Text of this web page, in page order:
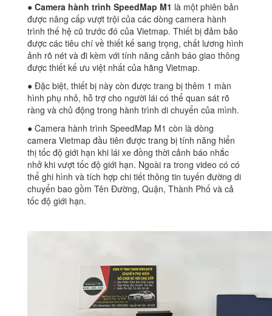
● Camera hành trình SpeedMap M1 là một phiên bản
được nâng cấp vượt trội của các dòng camera hành
trình thế hệ cũ trước đó của Vietmap. Thiết bị đảm bảo
được các tiêu chí về thiết kế sang trọng, chất lương hình
ảnh rõ nét và đi kèm với tính năng cảnh báo giao thông
được thiết kế ưu việt nhất của hãng Vietmap.
● Đặc biệt, thiết bị này còn được trang bị thêm 1 màn
hình phụ nhỏ, hỗ trợ cho người lái có thể quan sát rõ
ràng và chủ động trong hành trình di chuyển của mình.
● Camera hành trình SpeedMap M1 còn là dòng
camera Vietmap đầu tiên được trang bị tính năng hiển
thị tốc độ giới hạn khi lái xe đồng thời cảnh báo nhắc
nhở khi vượt tốc độ giới hạn. Ngoài ra trong video có có
thể ghi hình và tích hợp chi tiết thông tin tuyến đường di
chuyển bao gồm Tên Đường, Quận, Thành Phố và cả
tốc độ giới hạn.